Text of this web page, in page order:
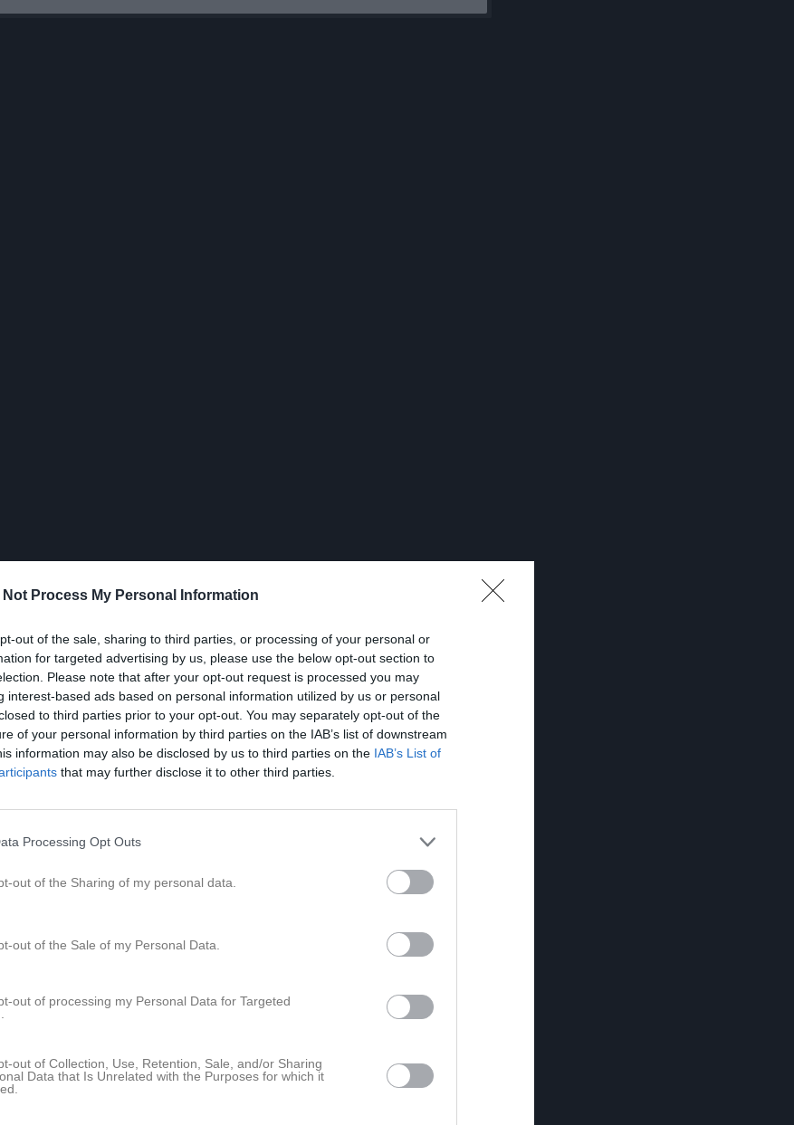
Not Process My Personal Information
out of the sale, sharing to third parties, or processing of your personal or
for targeted advertising by us, please use the below opt-out section to
Please note that after your opt-out request is processed you may
interest-based ads based on personal information utilized by us or personal
to third parties prior to your opt-out. You may separately opt-out of the
of your personal information by third parties on the IAB’s list of downstream
information may also be disclosed by us to third parties on the IAB’s List of
that may further disclose it to other third parties.
Processing Opt Outs
out of the Sharing of my personal data.
out of the Sale of my Personal Data.
out of processing my Personal Data for Targeted
out of Collection, Use, Retention, Sale, and/or Sharing
Data that Is Unrelated with the Purposes for which it